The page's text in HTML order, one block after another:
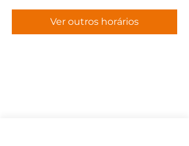
Ver outros horários